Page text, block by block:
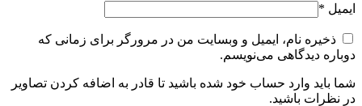
ایمیل *
ذخیره نام، ایمیل و وبسایت من در مرورگر برای زمانی که
دوباره دیدگاهی می‌نویسم.
شما باید وارد حساب خود شده باشید تا قادر به اضافه کردن تصاویر
در نظرات باشید.